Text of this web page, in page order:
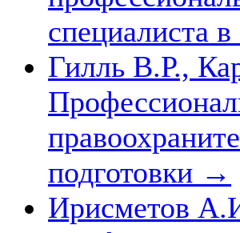
специалиста
Гилль В.Р.,
подготовки →
Ирисметов